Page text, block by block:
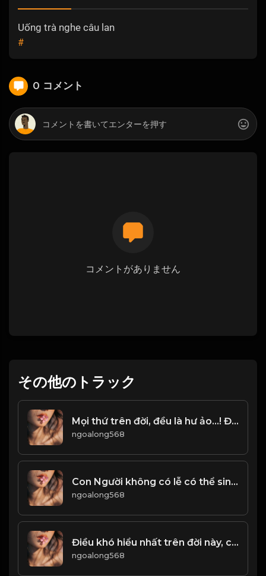
Uống trà nghe câu lan
#
0 コメント
コメントがありません
その他のトラック
Mọi thứ trên đời, đều là hư ảo...! Đạo
ngoalong568
Con Người không có lễ có thể sinh tồn, hành động không có lễ có thể thành, quốc gia không có lễ có thể yên ổn! Đạo
ngoalong568
Điều khó hiểu nhất trên đời này, chính là Lường Người! & Đạo
ngoalong568